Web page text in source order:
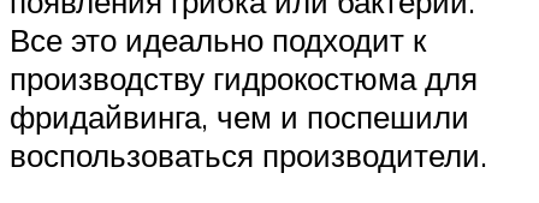
Все это идеально подходит к
производству гидрокостюма для
фридайвинга, чем и поспешили
воспользоваться производители.